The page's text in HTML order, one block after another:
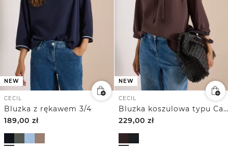
NEW
CECIL
Bluzka z rękawem 3/4
189,00 zł
NEW
CECIL
Bluzka koszulowa typu Carmen z rękawem do łokcia i wiązaniam
229,00 zł